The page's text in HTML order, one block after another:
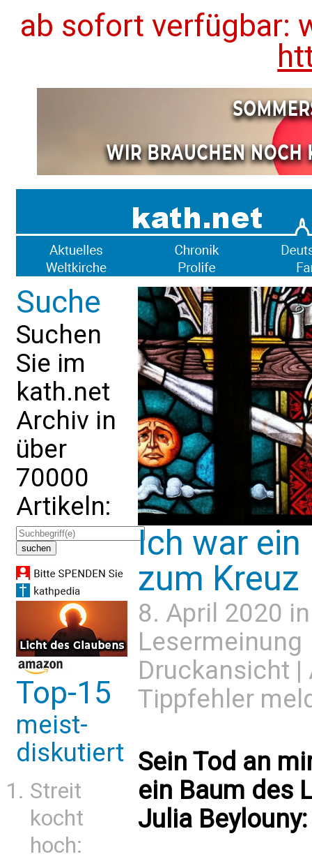
ab sofort verfügbar:
Suche
Suchen
Sie im
kath.net
Archiv in
über
70000
Artikeln:
Top-15
meist-
diskutiert
Streit
kocht
hoch:
Ich war
zum Kreuz
8. April 2020
Lesermeinung
Druckansicht |
Tippfehler
Sein Tod an
ein Baum des
Julia